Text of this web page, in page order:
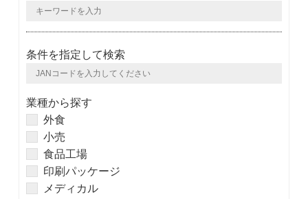
条件を指定して検索
業種から探す
外食
小売
食品工場
印刷パッケージ
メディカル